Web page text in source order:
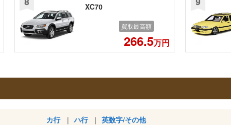
XC70
買取最高額
266.5万円
カ行 ハ行 英数字/その他